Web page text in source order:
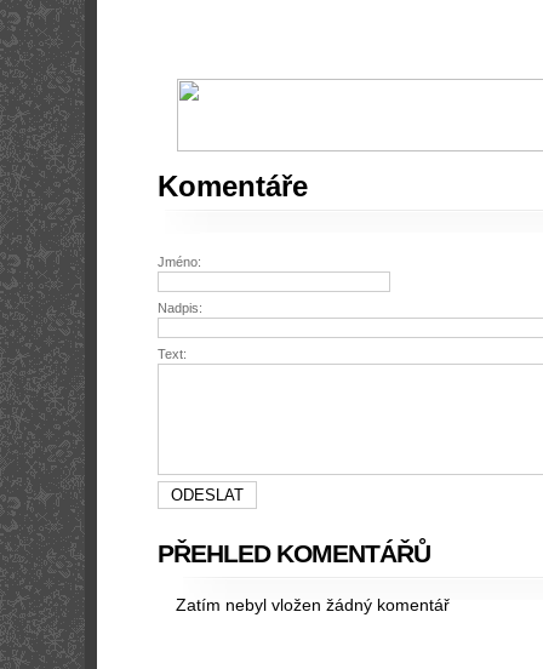
Komentáře
Jméno:
Nadpis:
Text:
PŘEHLED KOMENTÁŘŮ
Zatím nebyl vložen žádný komentář